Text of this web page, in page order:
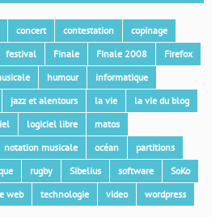
concert contestation
copinage
festival Finale Finale 2008
Firefox
humour
informatique
jazz et alentours la vie
la vie du blog
logiciel libre
matos
notation musicale océan
partitions
rugby Sibelius software
SoKo
web technologie video wordpress